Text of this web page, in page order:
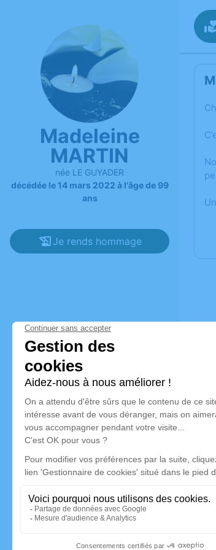
Madeleine
MARTIN
née LE GUYADER
décédée le 14 mars 2022 à l'âge de 99
ans
Je rends hommage